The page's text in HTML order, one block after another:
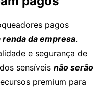
pagos
da empresa.
e segurança de
sensíveis não serão
premium para